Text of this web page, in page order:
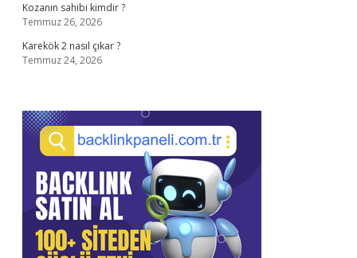
Kozanın sahibi kimdir ?
Temmuz 26, 2026
Karekök 2 nasıl çıkar ?
Temmuz 24, 2026